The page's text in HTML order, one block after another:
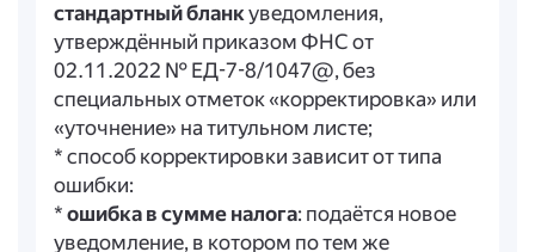
стандартный бланкуведомления,
утверждённый приказом ФНС от
02.11.2022 № ЕД-7-8/1047@, без
специальных отметок «корректировка» или
«уточнение» на титульном листе;
* способ корректировки зависит от типа
ошибки:
* ошибка в сумме налога: подаётся новое
уведомление, в котором по тем же